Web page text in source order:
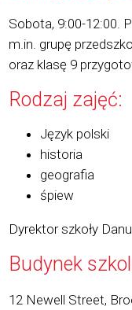
Sobota, 9:00-12:00.
m.in. grupę
oraz klasę 9
Rodzaj zajęć:
Język polski
historia
geografia
śpiew
Dyrektor szkoły
Budynek
12 Newell Street,